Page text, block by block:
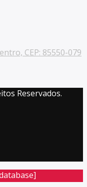
CEP: 85550-079
Reservados.